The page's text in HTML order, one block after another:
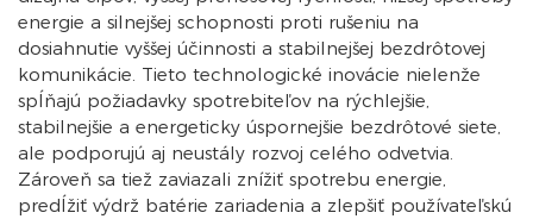
energie a silnejšej schopnosti proti rušeniu na
dosiahnutie vyššej účinnosti a stabilnejšej bezdrôtovej
komunikácie. Tieto technologické inovácie nielenže
spĺňajú požiadavky spotrebiteľov na rýchlejšie,
stabilnejšie a energeticky úspornejšie bezdrôtové siete,
ale podporujú aj neustály rozvoj celého odvetvia.
Zároveň sa tiež zaviazali znížiť spotrebu energie,
predĺžiť výdrž batérie zariadenia a zlepšiť používateľskú